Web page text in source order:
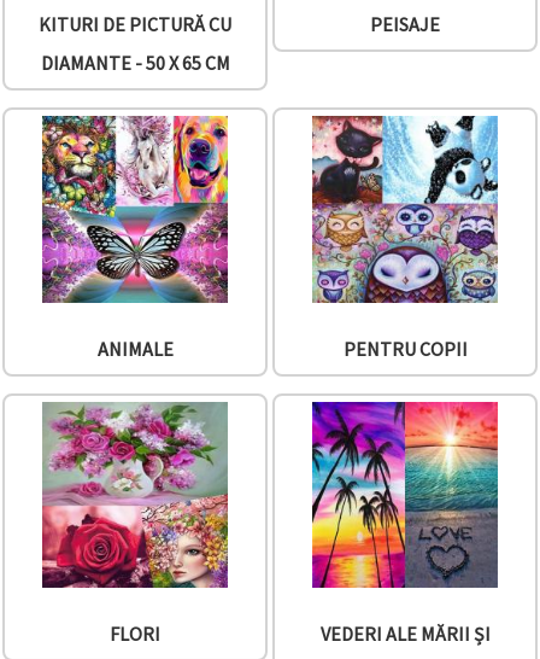
pe butonul
Аcceptati
toate!
Setări
KITURI DE PICTURĂ CU
DIAMANTE - 50 X 65 CM
PEISAJE
ANIMALE PENTRU COPII
FLORI
VEDERI ALE MĂRII ȘI